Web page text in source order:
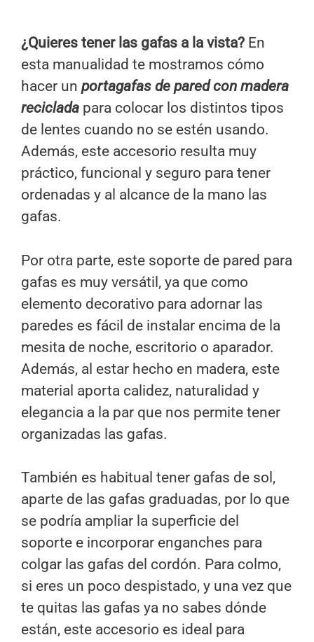
¿Quieres tener las gafas a la vista? En
esta manualidad te mostramos cómo
hacer un portagafas de pared con madera
reciclada para colocar los distintos tipos
de lentes cuando no se estén usando.
Además, este accesorio resulta muy
práctico, funcional y seguro para tener
ordenadas y al alcance de la mano las
gafas.
Por otra parte, este soporte de pared para
gafas es muy versátil, ya que como
elemento decorativo para adornar las
paredes es fácil de instalar encima de la
mesita de noche, escritorio o aparador.
Además, al estar hecho en madera, este
material aporta calidez, naturalidad y
elegancia a la par que nos permite tener
organizadas las gafas.
También es habitual tener gafas de sol,
aparte de las gafas graduadas, por lo que
se podría ampliar la superficie del
soporte e incorporar enganches para
colgar las gafas del cordón. Para colmo,
si eres un poco despistado, y una vez que
te quitas las gafas ya no sabes dónde
están, este accesorio es ideal para